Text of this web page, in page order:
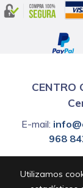
CENTRO
E-mail:
968
Utilizamos